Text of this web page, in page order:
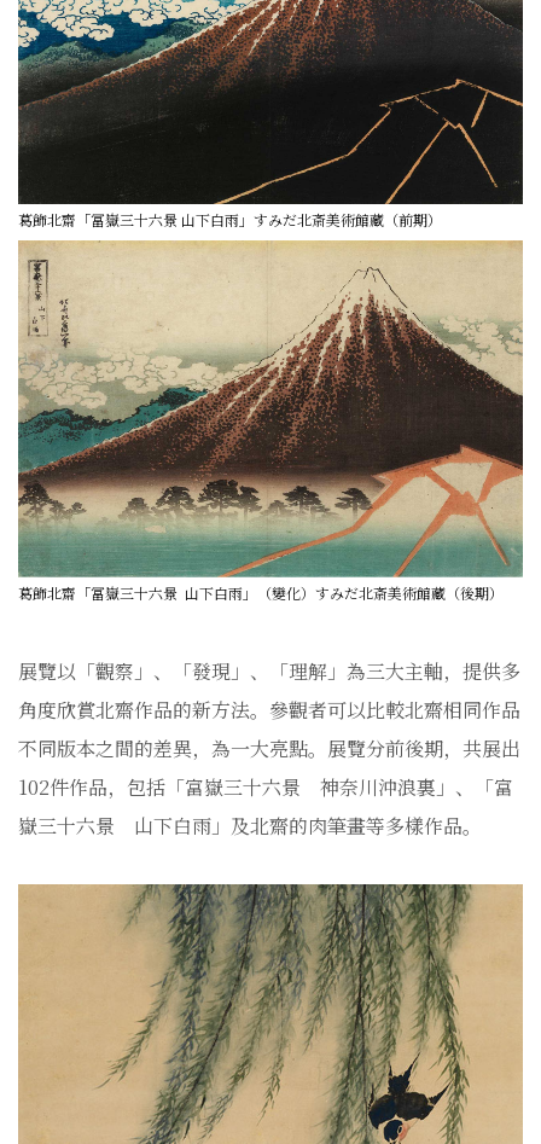
葛飾北齋「冨嶽三十六景 山下白雨」すみだ北斎美術館藏（前期）
葛飾北齋「冨嶽三十六景 山下白雨」（變化）すみだ北斎美術館藏（後期）
展覽以「觀察」、「發現」、「理解」為三大主軸，提供多
角度欣賞北齋作品的新方法。參觀者可以比較北齋相同作品
不同版本之間的差異，為一大亮點。展覽分前後期，共展出
102件作品，包括「富嶽三十六景 神奈川沖浪裏」、「富
嶽三十六景 山下白雨」及北齋的肉筆畫等多樣作品。